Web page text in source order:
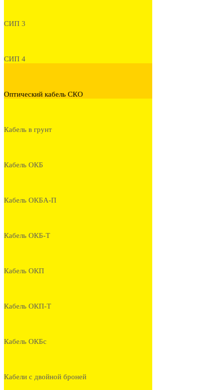
СИП 3
СИП 4
Оптический кабель СКО
Кабель в грунт
Кабель ОКБ
Кабель ОКБА-П
Кабель ОКБ-Т
Кабель ОКП
Кабель ОКП-Т
Кабель ОКБс
Кабели с двойной броней